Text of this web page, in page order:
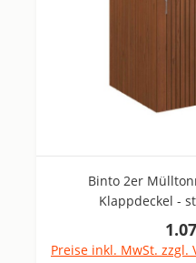
Binto 2er
Klappdeckel -
Preise inkl. MwSt. zzgl.